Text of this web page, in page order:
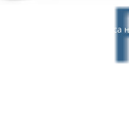
Шта је cPanel и како